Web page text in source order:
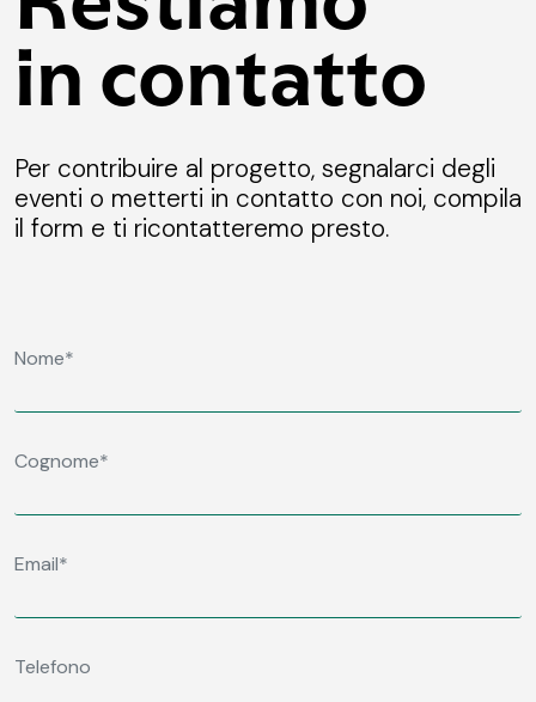
in contatto
Per contribuire al progetto, segnalarci degli
eventi o metterti in contatto con noi, compila
il form e ti ricontatteremo presto.